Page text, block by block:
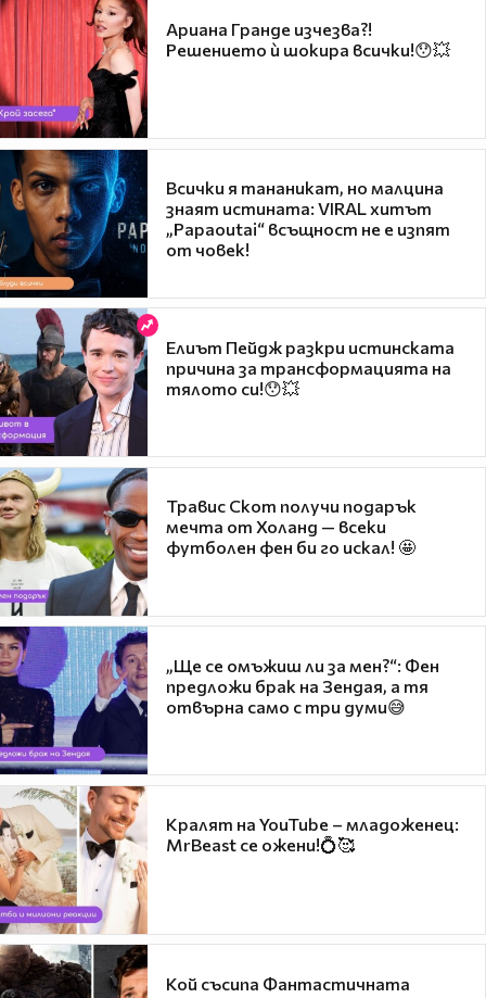
Ариана Гранде изчезва?!
Решението ѝ шокира всички!😯💥
Всички я тананикат, но малцина
знаят истината: VIRAL хитът
„Papaoutai“ всъщност не е изпят
от човек!
Елиът Пейдж разкри истинската
причина за трансформацията на
тялото си!😯💥
Травис Скот получи подарък
мечта от Холанд — всеки
футболен фен би го искал! 🤩
„Ще се омъжиш ли за мен?“: Фен
предложи брак на Зендая, а тя
отвърна само с три думи😅
Кралят на YouTube – младоженец:
MrBeast се ожени!💍🥰
Кой съсипа Фантастичната